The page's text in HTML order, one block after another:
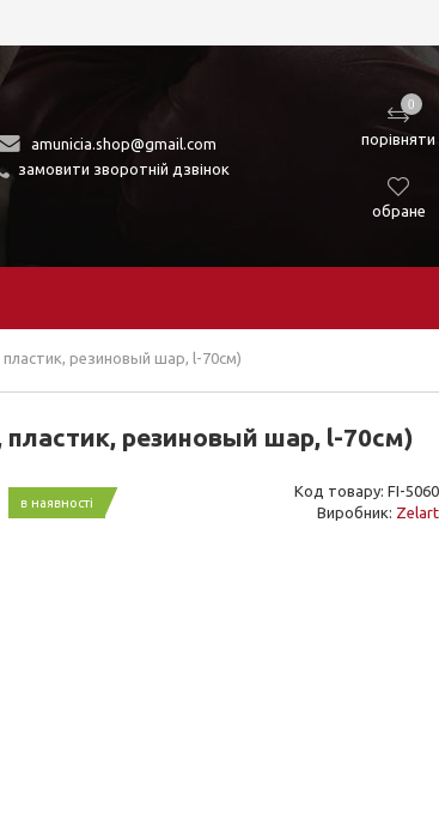
amunicia.shop@gmail.com
замовити зворотній дзвінок
0
порівняти
обране
пластик, резиновый шар, l-70см)
пластик, резиновый шар, l-70см)
в наявності
Код товару: FI-5060
Виробник: Zelart